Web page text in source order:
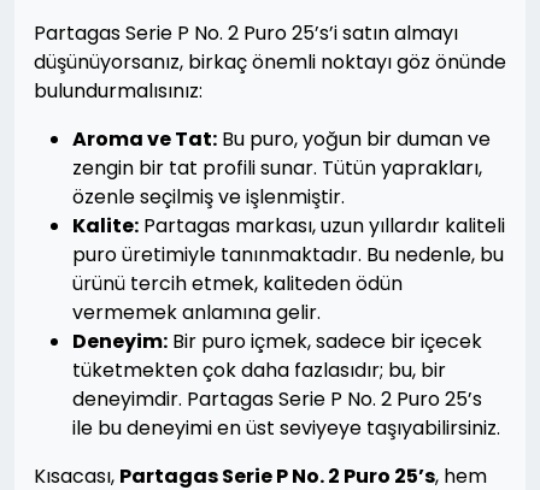
Partagas Serie P No. 2 Puro 25’s’i satın almayı
düşünüyorsanız, birkaç önemli noktayı göz önünde
bulundurmalısınız:
Aroma ve Tat: Bu puro, yoğun bir duman ve
zengin bir tat profili sunar. Tütün yaprakları,
özenle seçilmiş ve işlenmiştir.
Kalite: Partagas markası, uzun yıllardır kaliteli
puro üretimiyle tanınmaktadır. Bu nedenle, bu
ürünü tercih etmek, kaliteden ödün
vermemek anlamına gelir.
Deneyim: Bir puro içmek, sadece bir içecek
tüketmekten çok daha fazlasıdır; bu, bir
deneyimdir. Partagas Serie P No. 2 Puro 25’s
ile bu deneyimi en üst seviyeye taşıyabilirsiniz.
Kısacası, Partagas Serie P No. 2 Puro 25’s, hem